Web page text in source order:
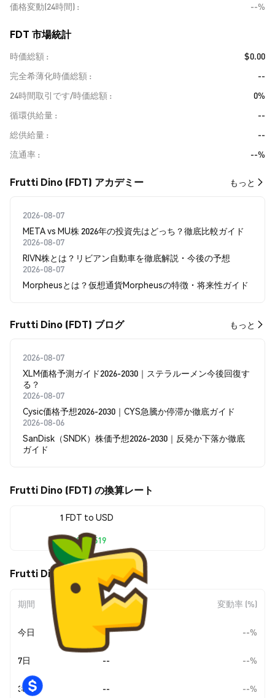
価格変動(24時間)
--%
FDT 市場統計
時価総額
$0.00
完全希薄化時価総額
--
24時間取引です/時価総額
0%
循環供給量
--
総供給量
--
流通率
--%
Frutti Dino (FDT) アカデミー もっと
2026-08-07
META vs MU株 2026年の投資先はどっち？徹底比較ガイド
2026-08-07
RIVN株とは？リビアン自動車を徹底解説・今後の予想
2026-08-07
Morpheusとは？仮想通貨Morpheusの特徴・将来性ガイド
Frutti Dino (FDT) ブログ もっと
2026-08-07
XLM価格予測ガイド2026-2030｜ステラルーメン今後回復す
る？
2026-08-07
Cysic価格予想2026-2030｜CYS急騰か停滞か徹底ガイド
2026-08-06
SanDisk（SNDK）株価予想2026-2030｜反発か下落か徹底
ガイド
Frutti Dino (FDT) の換算レート
1 FDT to USD
$0.00000519
Frutti Dino (FDT) の価格変動
期間 金額変動 変動率 (%)
今日 -- --%
7日 -- --%
30日 -- --%